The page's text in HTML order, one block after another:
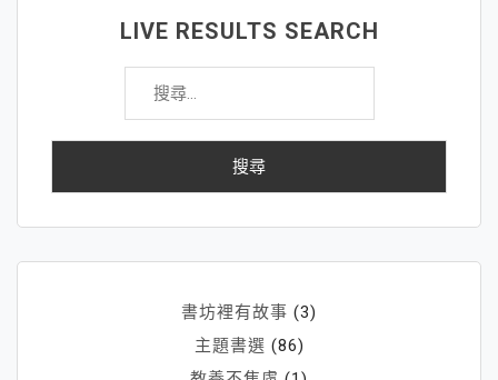
LIVE RESULTS SEARCH
搜
關
書坊裡有故事 (3)
主題書選 (86)